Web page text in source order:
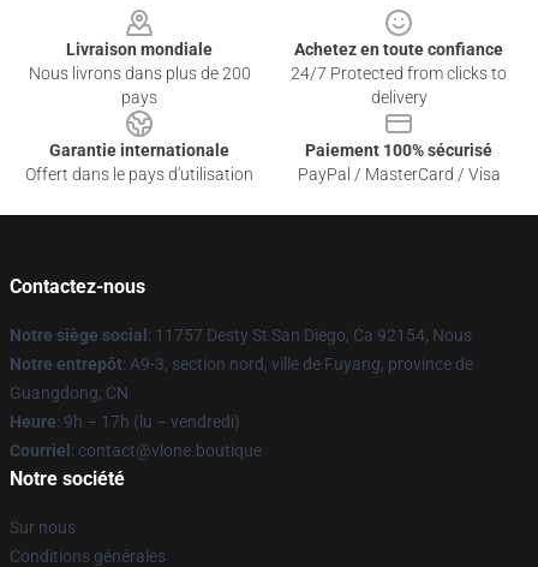
Livraison mondiale
Nous livrons dans plus de 200
pays
Achetez en toute confiance
24/7 Protected from clicks to
delivery
Garantie internationale
Offert dans le pays d'utilisation
Paiement 100% sécurisé
PayPal / MasterCard / Visa
Contactez-nous
Notre siège social : 11757 Desty St San Diego, Ca 92154, Nous
Notre entrepôt: A9-3, section nord, ville de Fuyang, province de
Guangdong, CN
Heure: 9h – 17h (lu – vendredi)
Courriel : contact@vlone.boutique
Notre société
Sur nous
Conditions générales